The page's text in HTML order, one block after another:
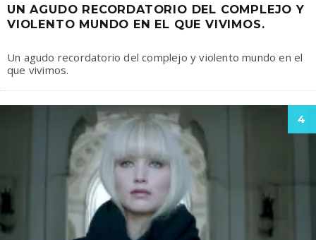
UN AGUDO RECORDATORIO DEL COMPLEJO Y
VIOLENTO MUNDO EN EL QUE VIVIMOS.
Un agudo recordatorio del complejo y violento mundo en el
que vivimos.
4